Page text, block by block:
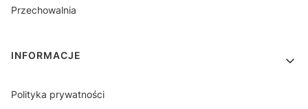
Przechowalnia
INFORMACJE
Polityka prywatności